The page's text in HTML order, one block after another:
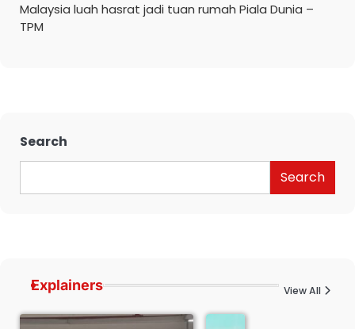
Malaysia luah hasrat jadi tuan rumah Piala Dunia –
TPM
Search
Search
Explainers View All